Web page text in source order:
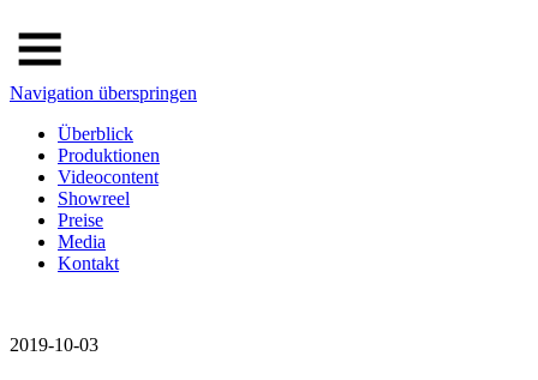
Navigation überspringen
Überblick
Produktionen
Videocontent
Showreel
Preise
Media
Kontakt
2019-10-03